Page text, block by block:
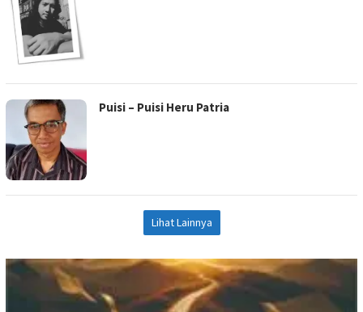
Puisi – Puisi Heru Patria
Lihat Lainnya